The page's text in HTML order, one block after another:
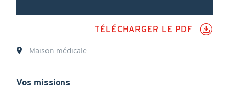
Lieu
Maison médicale
Annonce
Vos missions
TÉLÉCHARGER LE PDF